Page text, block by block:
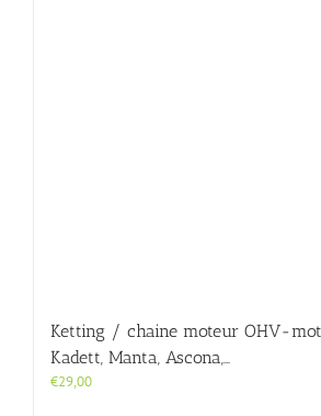
Ketting / chaine moteur OHV-
Kadett, Manta, Ascona,…
€29,00